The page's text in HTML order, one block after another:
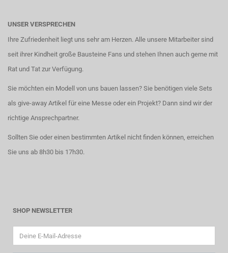
UNSER VERSPRECHEN
Ihre Zufriedenheit liegt uns sehr am Herzen. Alle unsere Mitarbeiter sind
seit ihrer Kindheit große Bausteine Fans und stehen Ihnen auch gerne mit
Rat und Tat zur Verfügung.
Sie möchten ein Modell von uns bauen lassen? Sie benötigen viele Sets
als give-away Artikel für eine Messe oder ein Projekt? Dann sind wir der
richtige Ansprechpartner.
Sollten Sie oder einen bestimmten Artikel nicht finden können, erreichen
Sie uns ab 8h30 bis 17h30.
SHOP NEWSLETTER